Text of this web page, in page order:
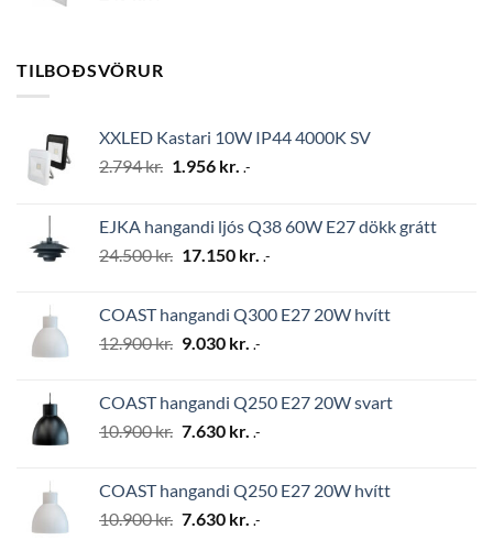
TILBOÐSVÖRUR
XXLED Kastari 10W IP44 4000K SV
2.794kr. Original
2.794 kr..
1.956 kr. Current
1.956 kr..
.-
EJKA hangandi ljós Q38 60W E27 dökk grátt
24.500kr. Original
24.500 kr..
17.150 kr. Current
17.150 kr..
.-
COAST hangandi Q300 E27 20W hvítt
12.900kr. Original
12.900 kr..
9.030 kr. Current
9.030 kr..
.-
COAST hangandi Q250 E27 20W svart
10.900kr. Original
10.900 kr..
7.630 kr. Current
7.630 kr..
.-
COAST hangandi Q250 E27 20W hvítt
10.900kr. Original
7.630 kr. Current
.-